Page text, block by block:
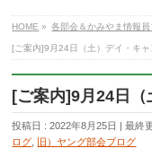
HOME » 各部会＆かみやま情報
[ご案内]9月24日（土）デイ・キャ
[ご案内]9月24日
投稿日 : 2022年8月25日 最終
ログ
旧）ヤング部会ブログ